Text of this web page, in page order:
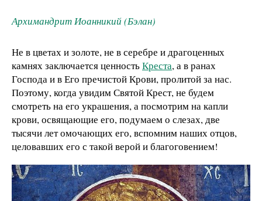
Архимандрит Иоанникий (Бэлан)
Не в цветах и золоте, не в серебре и драгоценных
камнях заключается ценностьКреста, а в ранах
Господа и в Его пречистой Крови, пролитой за нас.
Поэтому, когда увидим Святой Крест, не будем
смотреть на его украшения, а посмотрим на капли
крови, освящающие его, подумаем о слезах, две
тысячи лет омочающих его, вспомним наших отцов,
целовавших его с такой верой и благоговением!